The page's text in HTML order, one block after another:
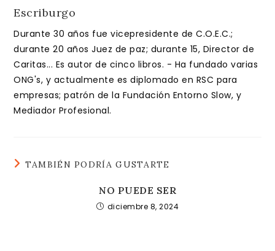
Escriburgo
Durante 30 años fue vicepresidente de C.O.E.C.;
durante 20 años Juez de paz; durante 15, Director de
Caritas... Es autor de cinco libros. - Ha fundado varias
ONG's, y actualmente es diplomado en RSC para
empresas; patrón de la Fundación Entorno Slow, y
Mediador Profesional.
TAMBIÉN PODRÍA GUSTARTE
NO PUEDE SER
diciembre 8, 2024